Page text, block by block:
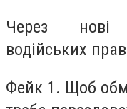
Через нові
водійських
Фейк 1. Щоб